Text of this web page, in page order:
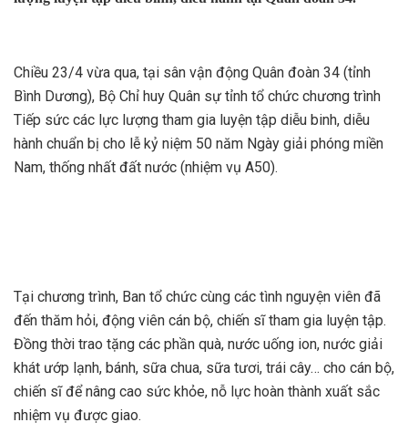
Chiều 23/4 vừa qua, tại sân vận động Quân đoàn 34 (tỉnh
Bình Dương), Bộ Chỉ huy Quân sự tỉnh tổ chức chương trình
Tiếp sức các lực lượng tham gia luyện tập diễu binh, diễu
hành chuẩn bị cho lễ kỷ niệm 50 năm Ngày giải phóng miền
Nam, thống nhất đất nước (nhiệm vụ A50).
Tại chương trình, Ban tổ chức cùng các tình nguyện viên đã
đến thăm hỏi, động viên cán bộ, chiến sĩ tham gia luyện tập.
Đồng thời trao tặng các phần quà, nước uống ion, nước giải
khát ướp lạnh, bánh, sữa chua, sữa tươi, trái cây… cho cán bộ,
chiến sĩ để nâng cao sức khỏe, nỗ lực hoàn thành xuất sắc
nhiệm vụ được giao.